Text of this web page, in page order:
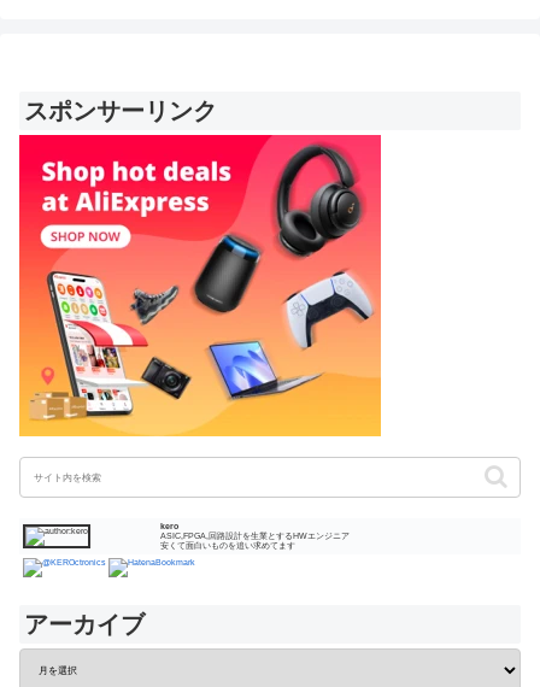
スポンサーリンク
kero
ASIC,FPGA,回路設計を生業とするHWエンジニア
安くて面白いものを追い求めてます
アーカイブ